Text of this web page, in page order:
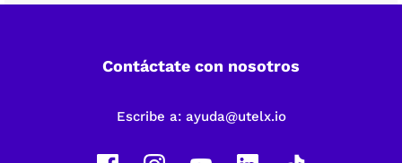
Contáctate con nosotros
Escribe a: ayuda@utelx.io